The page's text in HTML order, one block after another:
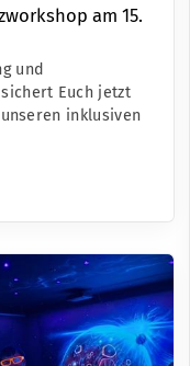
am 15.
und
Euch jetzt
inklusiven